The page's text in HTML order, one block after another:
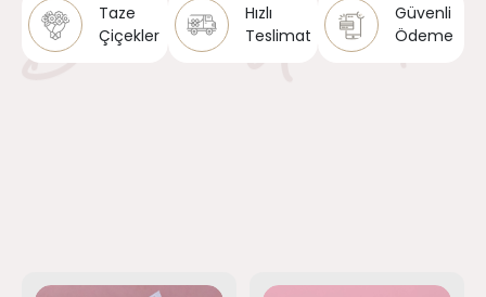
Taze
Çiçekler
Hızlı
Teslimat
Güvenli
Ödeme